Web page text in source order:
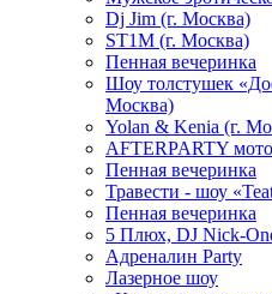
Dj Jim (г. Москва)
ST1M (г. Москва)
Пенная вечеринка
Шоу толстушек
Москва)
Yolan & Kenia (г.
AFTERPARTY
Пенная вечеринка
Травести - шоу
Пенная вечеринка
5 Плюх, DJ Nick-
Адреналин Party
Лазерное шоу